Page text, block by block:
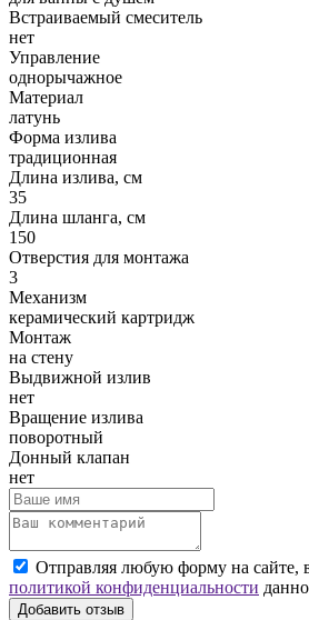
Встраиваемый смеситель
нет
Управление
однорычажное
Материал
латунь
Форма излива
традиционная
Длина излива, см
35
Длина шланга, см
150
Отверстия для монтажа
3
Механизм
керамический картридж
Монтаж
на стену
Выдвижной излив
нет
Вращение излива
поворотный
Донный клапан
нет
Отправляя любую форму на сайте,
политикой конфиденциальности
Добавить отзыв